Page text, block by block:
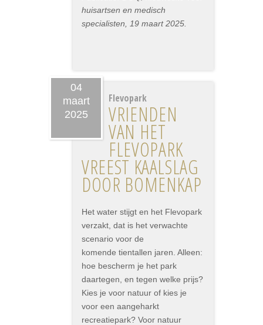
huisartsen en medisch
specialisten, 19 maart 2025.
04
maart
2025
Flevopark
VRIENDEN
VAN HET
FLEVOPARK
VREEST KAALSLAG
DOOR BOMENKAP
Het water stijgt en het Flevopark
verzakt, dat is het verwachte
scenario voor de
komende tientallen jaren. Alleen:
hoe bescherm je het park
daartegen, en tegen welke prijs?
Kies je voor natuur of kies je
voor een aangeharkt
recreatiepark? Voor natuur